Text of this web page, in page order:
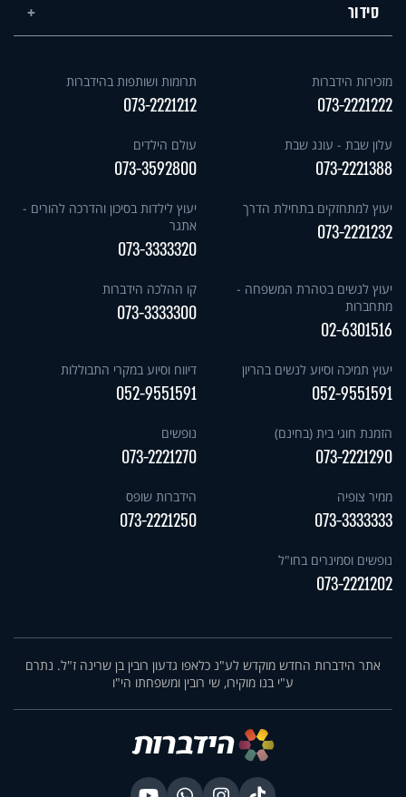
סידור
מזכירות הידברות
073-2221222
תרומות ושותפות בהידברות
073-2221212
עלון שבת - עונג שבת
073-2221388
עולם הילדים
073-3592800
יעוץ למתחזקים בתחילת הדרך
073-2221232
יעוץ לילדות בסיכון והדרכה להורים -
אתגר
073-3333320
יעוץ לנשים בטהרת המשפחה -
מתחברות
02-6301516
קו ההלכה הידברות
073-3333300
יעוץ תמיכה וסיוע לנשים בהריון
052-9551591
דיווח וסיוע במקרי התבוללות
052-9551591
הזמנת חוגי בית (בחינם)
073-2221290
נופשים
073-2221270
ממיר צופיה
073-3333333
הידברות שופס
073-2221250
נופשים וסמינרים בחו"ל
073-2221202
אתר הידברות החדש מוקדש לע"נ כלאפו גדעון רובין בן שרינה ז"ל. נתרם
ע"י בנו מוקירו, שי רובין ומשפחתו הי"ו